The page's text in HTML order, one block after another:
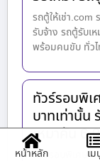
รถตู้ให้เช่า.com
รับจ้าง รถตู้รับเ
พร้อมคนขับ ทั่ว
ทัวร์รอบพิ
บาทเท่านั้น
เหมาคัน
ทัวร์รอบพิเศษ แ
หน้าหลัก เม